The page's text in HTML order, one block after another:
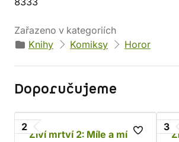
Zařazeno v kategoriích
Knihy
Komiksy Horor
Doporučujeme
2
Živí mrtví 2: Míle a míle
3